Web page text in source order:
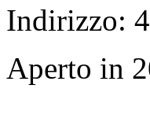
Indirizzo:
Aperto in